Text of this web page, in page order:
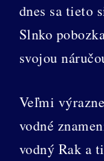
dnes sa tieto
Slnko
svojou
Veľmi
vodné
vodný Rak a